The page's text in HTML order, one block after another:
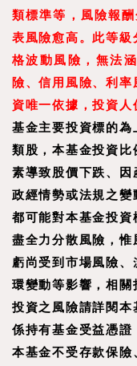
類標準等，風險報
表風險愈高。此等級
格波動風險，無法
險、信用風險、利
資唯一依據，投資人
基金主要投資標的為
類股，本基金投資比
素導致股價下跌、因
政經情勢或法規之變
都可能對本基金投資
盡全力分散風險，惟
虧尚受到市場風險
環變動等影響，相
投資之風險請詳閱本
係持有基金受益憑證
本基金不受存款保險